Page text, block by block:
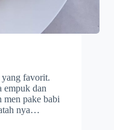
yang favorit.
empuk dan
men pake babi
nya…